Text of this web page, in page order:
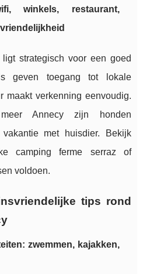
winkels, restaurant,
strategisch voor een goed
geven toegang tot lokale
maakt verkenning eenvoudig.
Annecy zijn honden
met huisdier. Bekijk
camping ferme serraz of
voldoen.
tips rond
zwemmen, kajakken,